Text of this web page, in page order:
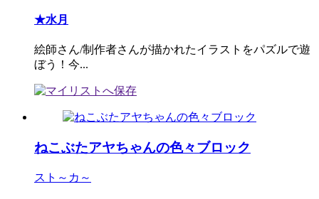
★水月
絵師さん/制作者さんが描かれたイラストをパズルで遊
ぼう！今...
ねこぶたアヤちゃんの色々ブロック
スト～カ～